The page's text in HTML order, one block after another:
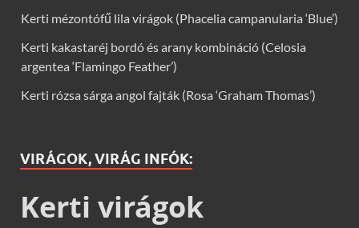
Kerti mézontófű lila virágok (Phacelia campanularia ‘Blue’)
Kerti kakastaréj bordó és arany kombináció (Celosia
argentea ‘Flamingo Feather’)
Kerti rózsa sárga angol fajták (Rosa ‘Graham Thomas’)
VIRÁGOK, VIRÁG INFÓK:
Kerti virágok